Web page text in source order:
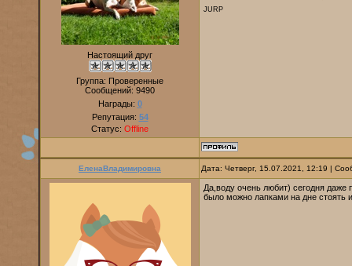
Настоящий друг
Группа: Проверенные
Сообщений: 9490
Награды: 0
Репутация: 54
Статус: Offline
JURP
ЕленаВладимировна Дата: Четверг, 15.07.2021, 12:19 |
Да,воду очень любит) сегодня даже
было можно лапками на дне стоять